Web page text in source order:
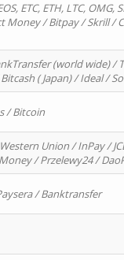
ETC, ETH, LTC, OMG,
Money / Bitpay / Skrill /
(world wide) /
( Japan) / Ideal /
/ Bitcoin
Union / InPay /
/ Przelewy24 /
/ Banktransfer